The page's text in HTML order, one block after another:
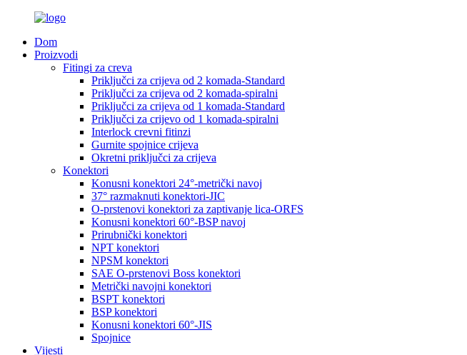
Dom
Proizvodi
Fitingi za creva
Priključci za crijeva od 2 komada-Standard
Priključci za crijeva od 2 komada-spiralni
Priključci za crijeva od 1 komada-Standard
Priključci za crijevo od 1 komada-spiralni
Interlock crevni fitinzi
Gurnite spojnice crijeva
Okretni priključci za crijeva
Konektori
Konusni konektori 24°-metrički navoj
37° razmaknuti konektori-JIC
O-prstenovi konektori za zaptivanje lica-ORFS
Konusni konektori 60°-BSP navoj
Prirubnički konektori
NPT konektori
NPSM konektori
SAE O-prstenovi Boss konektori
Metrički navojni konektori
BSPT konektori
BSP konektori
Konusni konektori 60°-JIS
Spojnice
Vijesti